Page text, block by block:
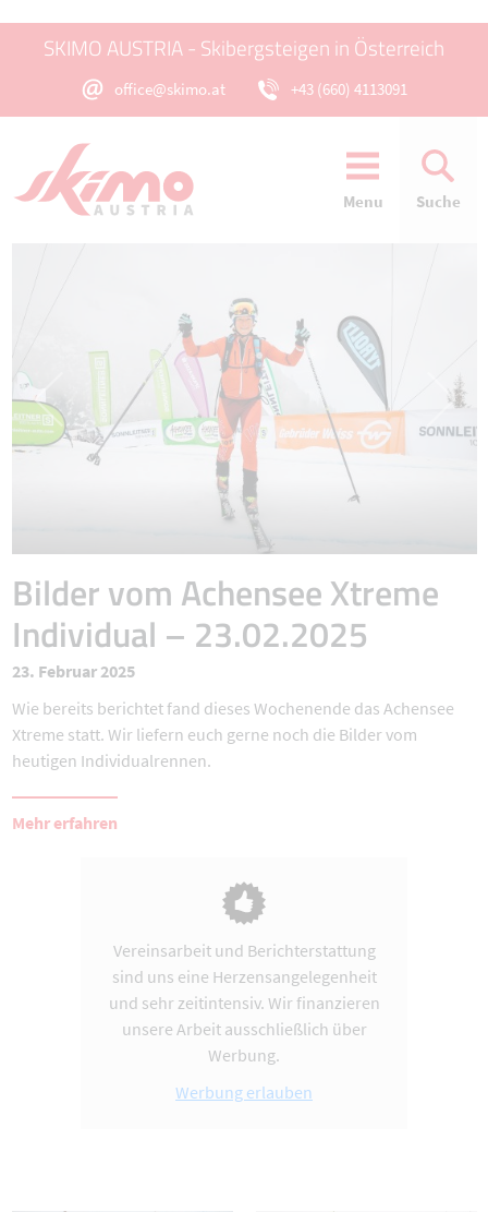
SKIMO AUSTRIA - Skibergsteigen in Österreich
office@skimo.at +43 (660) 4113091
Menu Suche
Bilder vom Achensee Xtreme
Individual – 23.02.2025
23. Februar 2025
Wie bereits berichtet fand dieses Wochenende das Achensee
Xtreme statt. Wir liefern euch gerne noch die Bilder vom
heutigen Individualrennen.
Mehr erfahren
Vereinsarbeit und Berichterstattung
sind uns eine Herzensangelegenheit
und sehr zeitintensiv. Wir finanzieren
unsere Arbeit ausschließlich über
Werbung.
Werbung erlauben